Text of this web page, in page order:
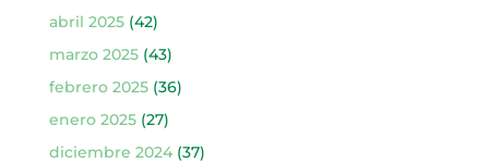
abril 2025(42)
marzo 2025(43)
febrero 2025(36)
enero 2025(27)
diciembre 2024(37)